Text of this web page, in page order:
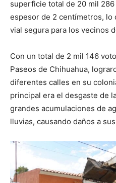
superficie total de 20 mil
espesor de 2 centímetros, lo
vial segura para los vecinos
Con un total de 2 mil 146
Paseos de Chihuahua,
diferentes calles en su
principal era el desgaste de
grandes acumulaciones de
lluvias, causando daños a